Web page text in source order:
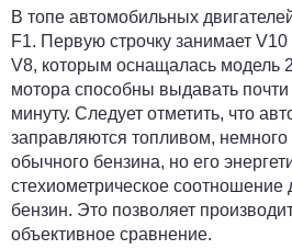
В топе автомобильных
F1. Первую строчку занимает
V8, которым оснащалась модель
мотора способны выдавать
минуту. Следует отметить, что
заправляются топливом,
обычного бензина, но его
стехиометрическое соотношение
бензин. Это позволяет
объективное сравнение.